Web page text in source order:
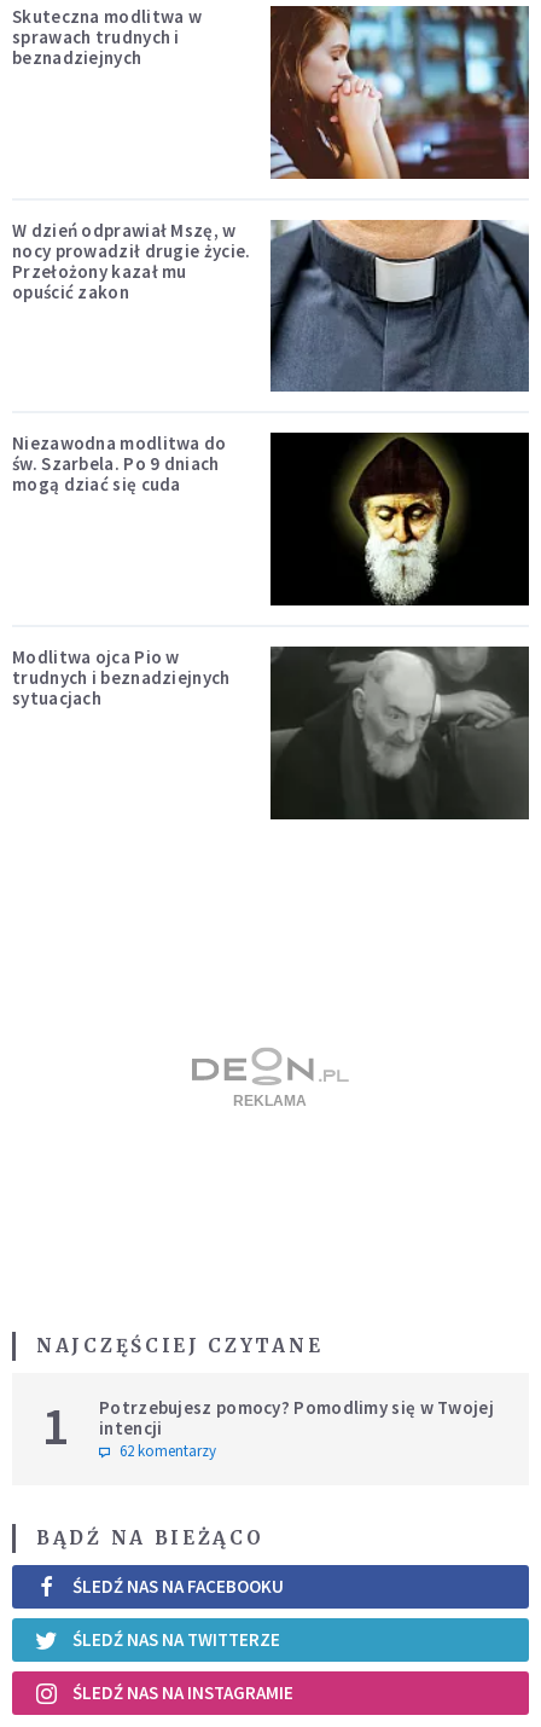
Skuteczna modlitwa w
sprawach trudnych i
beznadziejnych
W dzień odprawiał Mszę, w
nocy prowadził drugie życie.
Przełożony kazał mu
opuścić zakon
Niezawodna modlitwa do
św. Szarbela. Po 9 dniach
mogą dziać się cuda
Modlitwa ojca Pio w
trudnych i beznadziejnych
sytuacjach
NAJCZĘŚCIEJ CZYTANE
1
Potrzebujesz pomocy? Pomodlimy się w Twojej
intencji
62 komentarzy
BĄDŹ NA BIEŻĄCO
ŚLEDŹ NAS NA FACEBOOKU
ŚLEDŹ NAS NA TWITTERZE
ŚLEDŹ NAS NA INSTAGRAMIE